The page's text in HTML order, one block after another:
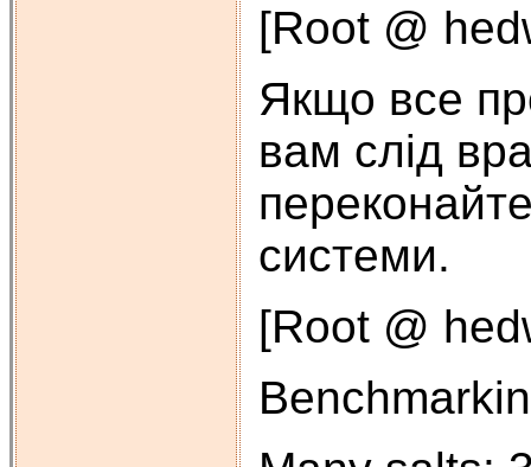
[Root @
Якщо все
вам слід
системи.
[Root @